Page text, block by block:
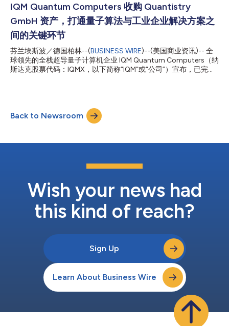
级，并不断增加逻辑量子比特的数量。 IQM Halocene H4及升级后
的系统将使LUMI联盟的用户首次能够在全球领先的系统上开发并实
施量子纠错(QEC)概念。 该系统将用于容错量子计算和混合计算进
步方面的联合研发工作。这将支持在通往容错量子计算的关键路径
上取得的新发明，并创造新的商业化机遇。 这一具有前瞻性的发
展路径确保了欧洲用户今天就可以进行实验，同时为明天全面可扩
展的量子平台做好准备。该系统还将为欧洲终端用户提供研究和创
新所需的高性能量子计算资源，以及建...
IQM Quantum Computers 收购 Quantistry
GmbH 资产，打通量子算法与工业企业解决方案之
间的关键环节
芬兰埃斯波／德国柏林--(BUSINESS WIRE)--(美国商业资讯)-- 全
球领先的全栈超导量子计算机企业 IQM Quantum Computers（纳
斯达克股票代码：IQMX，以下简称“IQM”或“公司”）宣布，已完成
软件应用、算法及知识产权。与此同时，IQM 还将吸纳 Quantistry
的核心技术、量子化学和软件工程人才，确保技术能力与研发工作
的平稳延续，并加快平台整合进程。 此次交易已于近期完成，并
交割。借助此次业务合并，IQM 成为欧洲首家上市的量子计算机企
用户友好的机器学习层与 IQM 的量子计算硬件基础设施相结合，
构建起强大的全栈解决方案，旨在加速汽车、航空航天、化工、材
Back to Newsroom
Wish your news had
this kind of reach?
Sign Up
Learn About Business Wire